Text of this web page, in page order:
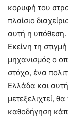
κορυφή του
πλαίσιο
αυτή η υπόθεση.
Εκείνη τη
μηχανισμός ο
στόχο, ένα
Ελλάδα και
μετεξελιχτεί,
καθοδήγηση